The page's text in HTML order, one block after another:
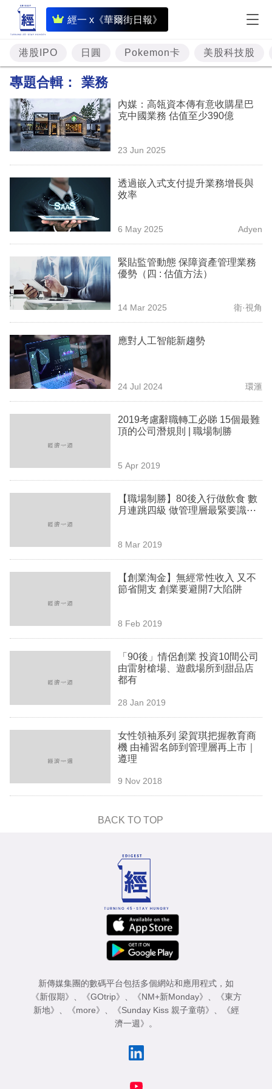
經一 x《華爾街日報》
即
時
財
經
題
投
資
樓
市
理
商
業
科
技
職
場
生
欄
區
港股IPO 日圓 Pokemon卡 美股科技股
專題合輯： 業務
內媒：高瓴資本傳有意收購星巴
克中國業務 估值至少390億
23 Jun 2025
透過嵌入式支付提升業務增長與
效率
6 May 2025 Adyen
緊貼監管動態 保障資產管理業務
優勢（四 : 估值方法）
14 Mar 2025 衛·視角
應對人工智能新趨勢
24 Jul 2024 環滙
2019考慮辭職轉工必睇 15個最難
頂的公司潛規則 | 職場制勝
5 Apr 2019
【職場制勝】80後入行做飲食 數
月連跳四級 做管理層最緊要識⋯
8 Mar 2019
【創業淘金】無經常性收入 又不
節省開支 創業要避開7大陷阱
8 Feb 2019
「90後」情侶創業 投資10間公司
由雷射槍場、遊戲場所到甜品店
都有
28 Jan 2019
女性領袖系列 梁賀琪把握教育商
機 由補習名師到管理層再上市｜
遵理
9 Nov 2018
BACK TO TOP
新傳媒集團的數碼平台包括多個網站和應用程式，如
《新假期》 、 《GOtrip》 、 《NM+新Monday》 、
《東方
新地》 、 《more》 、 《Sunday Kiss 親子童萌》 、
《經
濟一週》 。